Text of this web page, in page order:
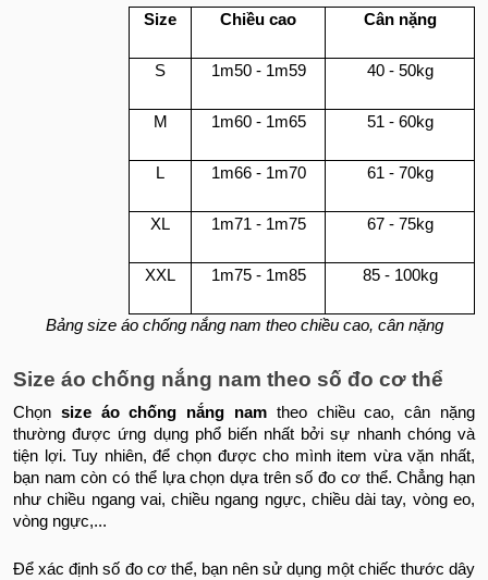
Size Chiều cao Cân nặng
S 1m50 - 1m59 40 - 50kg
M 1m60 - 1m65 51 - 60kg
L 1m66 - 1m70 61 - 70kg
XL 1m71 - 1m75 67 - 75kg
XXL 1m75 - 1m85 85 - 100kg
Bảng size áo chống nắng nam theo chiều cao, cân nặng
Size áo chống nắng nam theo số đo cơ thể
Chọn size áo chống nắng nam theo chiều cao, cân nặng
thường được ứng dụng phổ biến nhất bởi sự nhanh chóng và
tiện lợi. Tuy nhiên, để chọn được cho mình item vừa vặn nhất,
bạn nam còn có thể lựa chọn dựa trên số đo cơ thể. Chẳng hạn
như chiều ngang vai, chiều ngang ngực, chiều dài tay, vòng eo,
vòng ngực,...
Để xác định số đo cơ thể, bạn nên sử dụng một chiếc thước dây